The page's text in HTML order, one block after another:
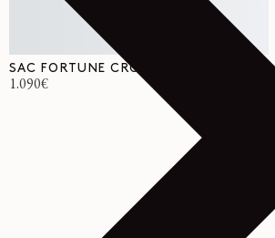
SAC FORTUNE CROISSANT
Prix
1.090€